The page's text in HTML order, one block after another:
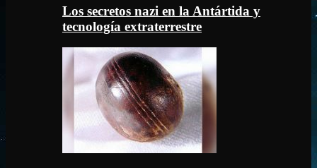
Los secretos nazi en la Antártida y
tecnología extraterrestre